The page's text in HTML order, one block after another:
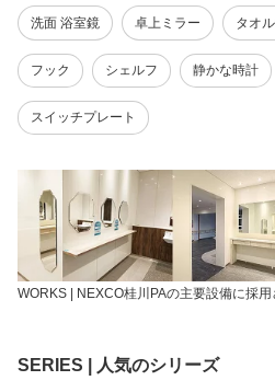
洗面 浴室鏡 卓上ミラー タオ
フック シェルフ 静かな時計
スイッチプレート
WORKS | NEXCO桂川PAの主要設備に採用
SERIES | 人気のシリーズ